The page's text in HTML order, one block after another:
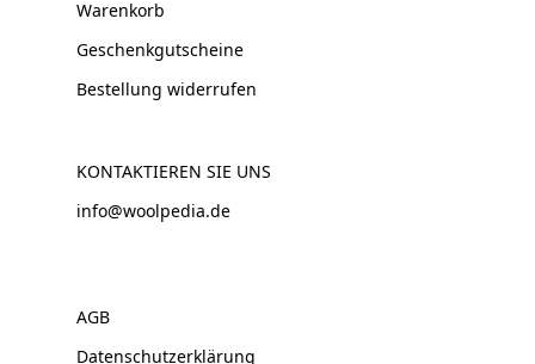
Warenkorb
Geschenkgutscheine
Bestellung widerrufen
KONTAKTIEREN SIE UNS
info@woolpedia.de
AGB
Datenschutzerklärung